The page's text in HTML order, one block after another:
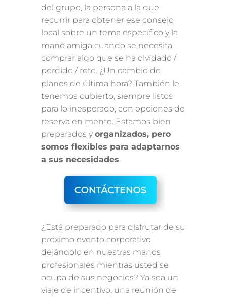
del grupo, la persona a la que
recurrir para obtener ese consejo
local sobre un tema específico y la
mano amiga cuando se necesita
comprar algo que se ha olvidado /
perdido / roto. ¿Un cambio de
planes de última hora? También le
tenemos cubierto, siempre listos
para lo inesperado, con opciones de
reserva en mente. Estamos bien
preparados y organizados, pero
somos flexibles para adaptarnos
a sus necesidades.
¿Está preparado para disfrutar de su
próximo evento corporativo
dejándolo en nuestras manos
profesionales mientras usted se
ocupa de sus negocios? Ya sea un
viaje de incentivo, una reunión de